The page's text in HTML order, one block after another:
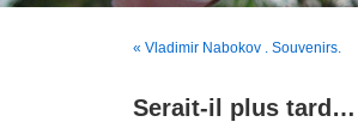
« Vladimir Nabokov . Souvenirs.
Serait-il plus tard…